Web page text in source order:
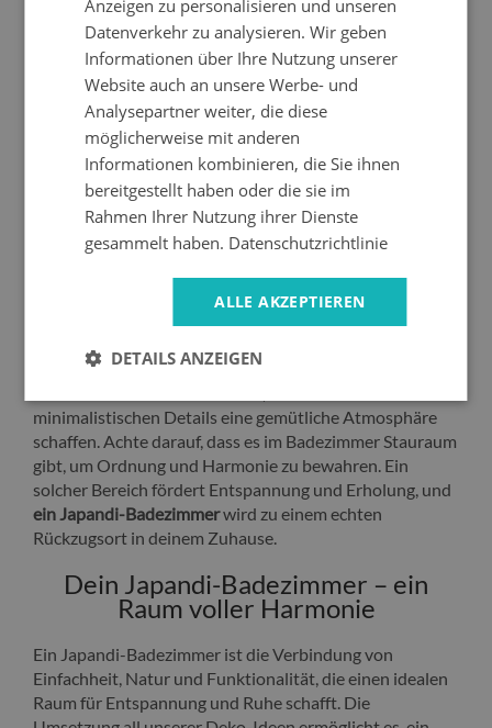
Bild auf glas Pier am See
richtigen Accessoires – weiche Handtücher, elegante
minimalistischen Details eine gemütliche Atmosphäre
schaffen. Achte darauf, dass es im Badezimmer Stauraum
gibt, um Ordnung und Harmonie zu bewahren. Ein
solcher Bereich fördert Entspannung und Erholung, und
ein Japandi-Badezimmerwird zu einem echten
Rückzugsort in deinem Zuhause.
Dein Japandi-Badezimmer – ein
Raum voller Harmonie
Ein Japandi-Badezimmer ist die Verbindung von
Einfachheit, Natur und Funktionalität, die einen idealen
Raum für Entspannung und Ruhe schafft. Die
Anzeigen zu personalisieren und unseren
Datenverkehr zu analysieren. Wir geben
Informationen über Ihre Nutzung unserer
Website auch an unsere Werbe- und
Analysepartner weiter, die diese
möglicherweise mit anderen
Informationen kombinieren, die Sie ihnen
bereitgestellt haben oder die sie im
Rahmen Ihrer Nutzung ihrer Dienste
gesammelt haben. Datenschutzrichtlinie
ALLE AKZEPTIEREN
DETAILS ANZEIGEN